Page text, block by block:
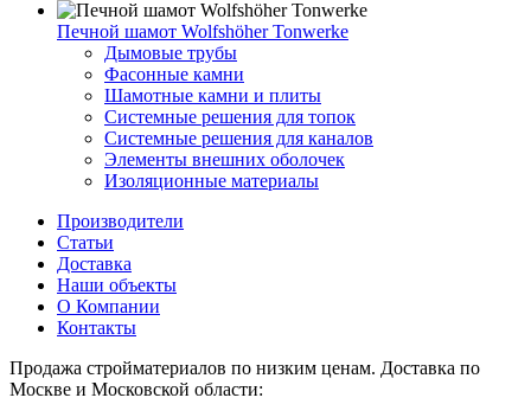
Печной шамот Wolfshöher Tonwerke
Дымовые трубы
Фасонные камни
Шамотные камни и плиты
Системные решения для топок
Системные решения для каналов
Элементы внешних оболочек
Изоляционные материалы
Производители
Статьи
Доставка
Наши объекты
О Компании
Контакты
Продажа стройматериалов по низким ценам. Доставка по
Москве и Московской области: